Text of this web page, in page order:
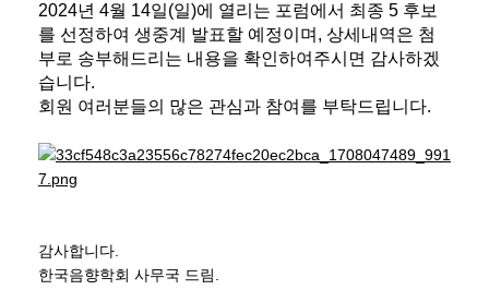
2024년 4월 14일(일)에 열리는 포럼에서 최종 5 후보
를 선정하여 생중계 발표할 예정이며, 상세내역은 첨
부로 송부해드리는 내용을 확인하여주시면 감사하겠
습니다.
회원 여러분들의 많은 관심과 참여를 부탁드립니다.
감사합니다.
한국음향학회 사무국 드림.